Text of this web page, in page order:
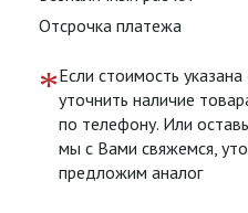
Отсрочка платежа
*Если стоимость
уточнить наличие
по телефону. Или
мы с Вами свяжемся,
предложим аналог